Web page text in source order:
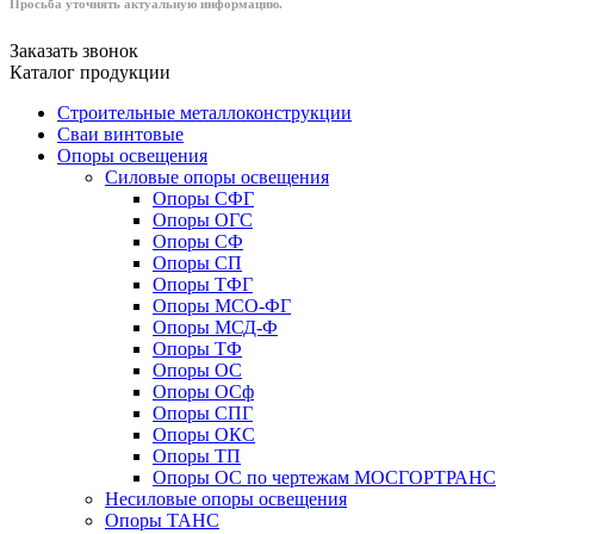
Просьба уточнять актуальную информацию.
Заказать звонок
Каталог продукции
Строительные металлоконструкции
Сваи винтовые
Опоры освещения
Силовые опоры освещения
Опоры СФГ
Опоры ОГС
Опоры СФ
Опоры СП
Опоры ТФГ
Опоры МСО-ФГ
Опоры МСД-Ф
Опоры ТФ
Опоры ОС
Опоры ОСф
Опоры СПГ
Опоры ОКС
Опоры ТП
Опоры ОС по чертежам МОСГОРТРАНС
Несиловые опоры освещения
Опоры ТАНС